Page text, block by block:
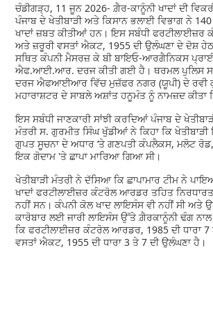
ਚੰਡੀਗੜ੍ਹ, 11 ਜੂਨ 2026- ਗ਼ੈਰ-ਕਾਨੂੰਨੀ ਖਾਦਾਂ ਦੀ
ਪੰਜਾਬ ਦੇ ਖੇਤੀਬਾੜੀ ਅਤੇ ਕਿਸਾਨ ਭਲਾਈ ਵਿਭਾਗ ਨੇ
ਖਾਦਾਂ ਜ਼ਬਤ ਕੀਤੀਆਂ ਹਨ। ਇਸ ਸਬੰਧੀ
ਅਤੇ ਜ਼ਰੂਰੀ ਵਸਤਾਂ ਐਕਟ, 1955 ਦੀ ਉਲੰਘਣਾ ਦੇ ਦੋਸ਼
ਸਥਿਤ ਕੰਪਨੀ ਮੈਸਰਜ਼ ਕੇ ਬੀ ਬਾਇਓ-ਆਰਗੈਨਿਕਸ
ਐਫ.ਆਈ.ਆਰ. ਦਰਜ ਕੀਤੀ ਗਈ ਹੈ। ਥਰਮਲ ਪੁਲਿਸ
ਦਰਜ ਐਫਆਈਆਰ ਵਿੱਚ ਮੁਜ਼ੱਫਰ ਨਗਰ (ਯੂਪੀ) ਦੇ ਰਵੀ
ਮਹਾਰਾਸ਼ਟਰ ਦੇ ਸਾਬਲੇ ਅਸ਼ਾਂਤ ਹਨੂਮੰਤ ਨੂੰ ਨਾਮਜ਼ਦ
ਇਸ ਸਬੰਧੀ ਜਾਣਕਾਰੀ ਸਾਂਝੀ ਕਰਦਿਆਂ ਪੰਜਾਬ ਦੇ
ਮੰਤਰੀ ਸ. ਗੁਰਮੀਤ ਸਿੰਘ ਖੁੱਡੀਆਂ ਨੇ ਕਿਹਾ ਕਿ ਖੇਤੀਬਾੜੀ
ਗੁਪਤ ਸੂਚਨਾ ਦੇ ਅਧਾਰ ‘ਤੇ ਗਣਪਤੀ ਕੰਪਲੈਕਸ, ਮਲੋਟ ਰੋਡ,
ਇਕ ਗੋਦਾਮ 'ਤੇ ਛਾਪਾ ਮਾਰਿਆ ਗਿਆ ਸੀ।
ਖੇਤੀਬਾੜੀ ਮੰਤਰੀ ਨੇ ਦੱਸਿਆ ਕਿ ਛਾਪਾਮਾਰ ਟੀਮ ਨੇ
ਖਾਦਾਂ ਫਰਟੀਲਾਈਜ਼ਰ ਕੰਟਰੋਲ ਆਰਡਰ ਤਹਿਤ
ਨਹੀਂ ਸਨ। ਕੰਪਨੀ ਕੋਲ ਖਾਦ ਲਾਇਸੰਸ ਵੀ ਨਹੀਂ ਸੀ ਅਤੇ
ਕਾਰੋਬਾਰ ਲਈ ਜਾਰੀ ਲਾਇਸੰਸ ਉੱਤੇ ਗ਼ੈਰਕਾਨੂੰਨੀ ਢੰਗ ਨਾਲ
ਕਿ ਫਰਟੀਲਾਈਜ਼ਰ ਕੰਟਰੋਲ ਆਰਡਰ, 1985 ਦੀ ਧਾਰਾ
ਵਸਤਾਂ ਐਕਟ, 1955 ਦੀ ਧਾਰਾ 3 ਤੇ 7 ਦੀ ਉਲੰਘਣਾ ਹੈ।